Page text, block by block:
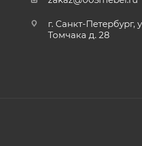
г. Санкт-Петербург,
Томчака д. 28